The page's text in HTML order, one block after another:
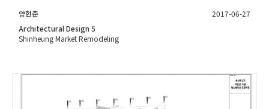
양현준
2017-06-27
Architectural Design 5
Shinheung Market Remodeling